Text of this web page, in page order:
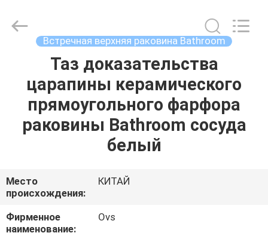
ПРОДУКТЫ
ПУТЕШЕСТВИЕ
ФАБРИКИ
Встречная верхняя раковина Bathroom
Таз доказательства
царапины керамического
прямоугольного фарфора
раковины Bathroom сосуда
белый
Место
происхождения:
КИТАЙ
Фирменное
наименование:
Ovs